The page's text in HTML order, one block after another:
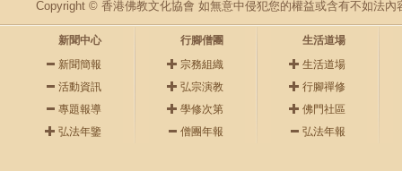
Copyright © 香港佛教文化協會 如無意中侵犯您的權益或含有不如法內
新聞中心
新聞簡報
活動資訊
專題報導
弘法年鑒
行腳僧團
宗務組織
弘宗演教
學修次第
僧團年報
生活道場
生活道場
行腳禪修
佛門社區
弘法年報